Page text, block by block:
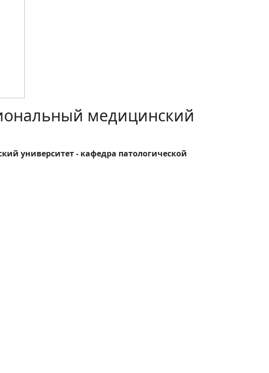
медицинский
университет - кафедра патологической